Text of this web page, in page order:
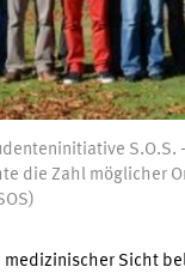
S.O.S.
die Zahl möglicher
Sicht